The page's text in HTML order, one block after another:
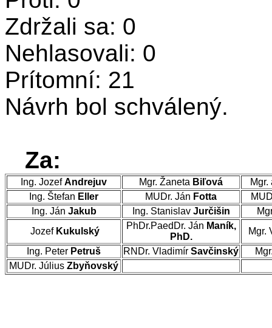
Zdržali sa: 0
Nehlasovali: 0
Prítomní: 21
Návrh bol schválený.
Za:
Ing. JozefAndrejuv Mgr. Žaneta Biľová
Ing. Štefan Eller MUDr. Ján Fotta
Ing. Ján Jakub Ing. Stanislav Jurčišin
Jozef Kukulský
PhDr.PaedDr. Ján Maník,
PhD.
Mgr.
Ing. Peter Petruš RNDr. Vladimír Savčinský
MUDr. Július Zbyňovský